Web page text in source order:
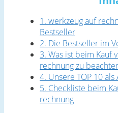
1. werkzeug auf
Bestseller
2. Die Bestseller im
3. Was ist beim Kauf
rechnung zu
4. Unsere TOP 10 als
5. Checkliste beim
rechnung